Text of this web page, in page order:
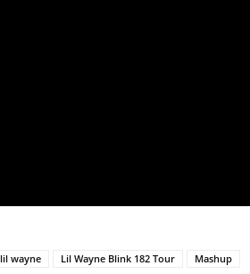
lil wayne Lil Wayne Blink 182 Tour
Mashup